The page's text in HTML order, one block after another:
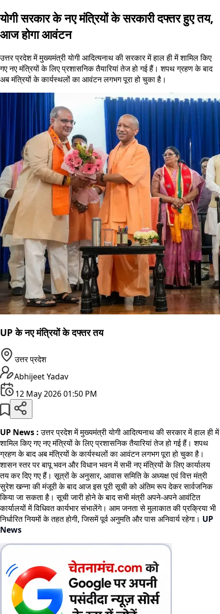
योगी सरकार के नए मंत्रियों के सरकारी दफ्तर हुए तय,
आज होगा आवंटन
उत्तर प्रदेश में मुख्यमंत्री योगी आदित्यनाथ की सरकार में हाल ही में शामिल किए
गए नए मंत्रियों के लिए प्रशासनिक तैयारियां तेज हो गई हैं। शपथ ग्रहण के बाद
अब मंत्रियों के कार्यस्थलों का आवंटन लगभग पूरा हो चुका है।
UP के नए मंत्रियों के दफ्तर तय
उत्तर प्रदेश
Abhijeet Yadav
12 May 2026 01:50 PM
UP News :उत्तर प्रदेश में मुख्यमंत्री योगी आदित्यनाथ की सरकार में हाल ही में
शामिल किए गए नए मंत्रियों के लिए प्रशासनिक तैयारियां तेज हो गई हैं। शपथ
ग्रहण के बाद अब मंत्रियों के कार्यस्थलों का आवंटन लगभग पूरा हो चुका है।
शासन स्तर पर बापू भवन और विधान भवन में सभी नए मंत्रियों के लिए कार्यालय
तय कर दिए गए हैं। सूत्रों के अनुसार, आवास समिति के अध्यक्ष एवं वित्त मंत्री
सुरेश खन्ना की मंजूरी के बाद आज इस पूरी सूची को अंतिम रूप देकर सार्वजनिक
किया जा सकता है। सूची जारी होने के बाद सभी मंत्री अपने-अपने आवंटित
कार्यालयों में विधिवत कार्यभार संभालेंगे। आम जनता से मुलाकात की प्रक्रिया भी
निर्धारित नियमों के तहत होगी, जिसमें पूर्व अनुमति और पास अनिवार्य रहेगा। UP
News